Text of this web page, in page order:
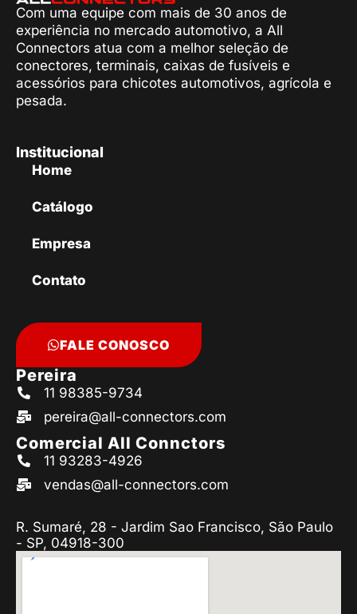
Com uma equipe com mais de 30 anos de
experiência no mercado automotivo, a All
Connectors atua com a melhor seleção de
conectores, terminais, caixas de fusíveis e
acessórios para chicotes automotivos, agrícola e
pesada.
Institucional
Home
Catálogo
Empresa
Contato
FALE CONOSCO
Pereira
11 98385-9734
pereira@all-connectors.com
Comercial All Connctors
11 93283-4926
vendas@all-connectors.com
R. Sumaré, 28 - Jardim Sao Francisco, São Paulo
- SP, 04918-300